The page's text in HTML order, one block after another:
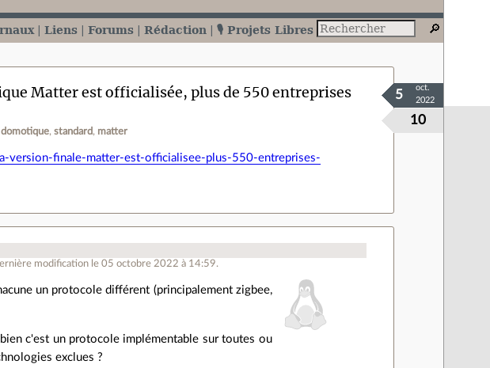
Liens Forums Rédaction 🎙️ Projets Libres
Matter est officialisée, plus de 550 entreprises
domotique standard matter
10
5
oct.
2022
finale-matter-est-officialisee-plus-550-entreprises-
modification le 05 octobre 2022 à 14:59.
un protocole différent (principalement zigbee,
c'est un protocole implémentable sur toutes ou
exclues ?